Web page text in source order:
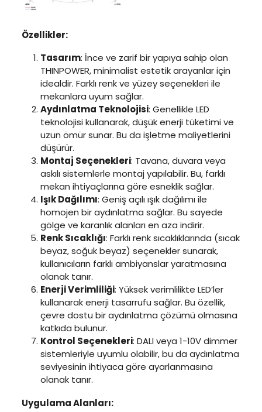
Özellikler:
Tasarım: İnce ve zarif bir yapıya sahip olan
THINPOWER, minimalist estetik arayanlar için
idealdir. Farklı renk ve yüzey seçenekleri ile
mekanlara uyum sağlar.
Aydınlatma Teknolojisi: Genellikle LED
teknolojisi kullanarak, düşük enerji tüketimi ve
uzun ömür sunar. Bu da işletme maliyetlerini
düşürür.
Montaj Seçenekleri: Tavana, duvara veya
askılı sistemlerle montaj yapılabilir. Bu, farklı
mekan ihtiyaçlarına göre esneklik sağlar.
Işık Dağılımı: Geniş açılı ışık dağılımı ile
homojen bir aydınlatma sağlar. Bu sayede
gölge ve karanlık alanları en aza indirir.
Renk Sıcaklığı: Farklı renk sıcaklıklarında (sıcak
beyaz, soğuk beyaz) seçenekler sunarak,
kullanıcıların farklı ambiyanslar yaratmasına
olanak tanır.
Enerji Verimliliği: Yüksek verimlilikte LED’ler
kullanarak enerji tasarrufu sağlar. Bu özellik,
çevre dostu bir aydınlatma çözümü olmasına
katkıda bulunur.
Kontrol Seçenekleri: DALI veya 1-10V dimmer
sistemleriyle uyumlu olabilir, bu da aydınlatma
seviyesinin ihtiyaca göre ayarlanmasına
olanak tanır.
Uygulama Alanları: